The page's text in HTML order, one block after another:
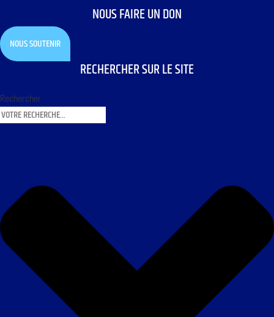
NOUS FAIRE UN DON
NOUS SOUTENIR
RECHERCHER SUR LE SITE
Rechercher